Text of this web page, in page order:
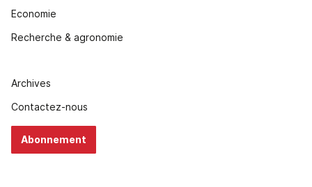
Economie
Recherche & agronomie
Archives
Contactez-nous
Abonnement